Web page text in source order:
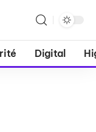
Digital